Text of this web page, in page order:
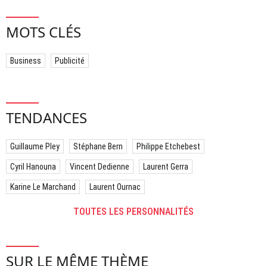
MOTS CLÉS
Business Publicité
TENDANCES
Guillaume Pley Stéphane Bern Philippe Etchebest
Cyril Hanouna Vincent Dedienne Laurent Gerra
Karine Le Marchand Laurent Ournac
TOUTES LES PERSONNALITÉS
SUR LE MÊME THÈME